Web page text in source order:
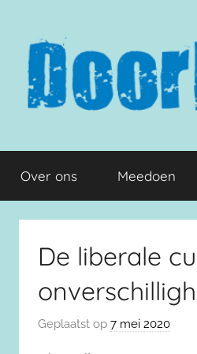
inhoud
springen
Over ons Meedoen
De liberale
Geplaatst op 7 mei 2020